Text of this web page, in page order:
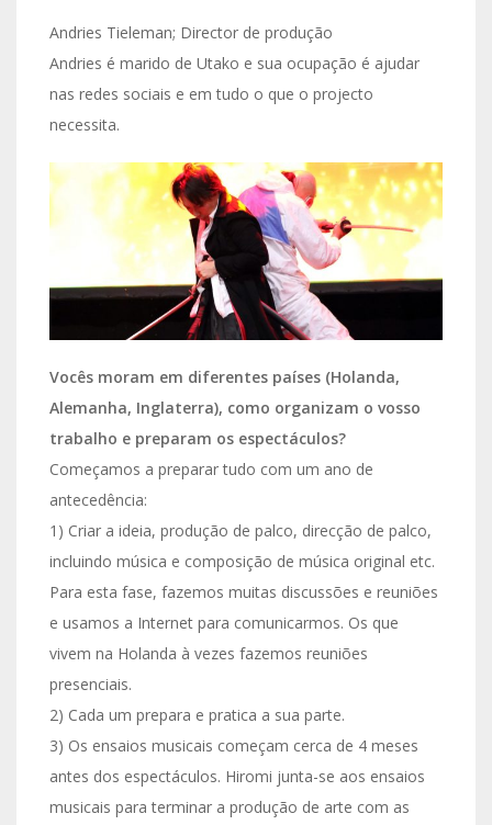
Andries Tieleman; Director de produção
Andries é marido de Utako e sua ocupação é ajudar
nas redes sociais e em tudo o que o projecto
necessita.
Vocês moram em diferentes países (Holanda,
Alemanha, Inglaterra), como organizam o vosso
trabalho e preparam os espectáculos?
Começamos a preparar tudo com um ano de
antecedência:
1) Criar a ideia, produção de palco, direcção de palco,
incluindo música e composição de música original etc.
Para esta fase, fazemos muitas discussões e reuniões
e usamos a Internet para comunicarmos. Os que
vivem na Holanda à vezes fazemos reuniões
presenciais.
2) Cada um prepara e pratica a sua parte.
3) Os ensaios musicais começam cerca de 4 meses
antes dos espectáculos. Hiromi junta-se aos ensaios
musicais para terminar a produção de arte com as